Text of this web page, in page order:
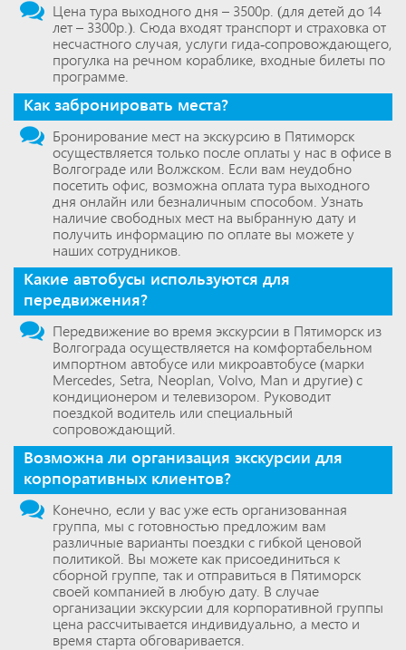
Цена тура выходного дня – 3500р. (для детей до 14
лет – 3300р.). Cюда входят транспорт и страховка от
несчастного случая, услуги гида-сопровождающего,
прогулка на речном кораблике, входные билеты по
программе.
Как забронировать места?
Бронирование мест на экскурсию в Пятиморск
осуществляется только после оплаты у нас в офисе в
Волгограде или Волжском. Если вам неудобно
посетить офис, возможна оплата тура выходного
дня онлайн или безналичным способом. Узнать
наличие свободных мест на выбранную дату и
получить информацию по оплате вы можете у
наших сотрудников.
Какие автобусы используются для
передвижения?
Передвижение во время экскурсии в Пятиморск из
Волгограда осуществляется на комфортабельном
импортном автобусе или микроавтобусе (марки
Mercedes, Setra, Neoplan, Volvo, Man и другие) с
кондиционером и телевизором. Руководит
поездкой водитель или специальный
сопровождающий.
Возможна ли организация экскурсии для
корпоративных клиентов?
Конечно, если у вас уже есть организованная
группа, мы с готовностью предложим вам
различные варианты поездки с гибкой ценовой
политикой. Вы можете как присоединиться к
сборной группе, так и отправиться в Пятиморск
своей компанией в любую дату. В случае
организации экскурсии для корпоративной группы
цена рассчитывается индивидуально, а место и
время старта обговаривается.